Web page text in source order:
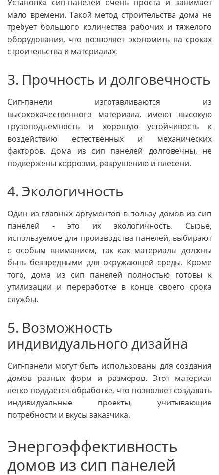
Установка сип-панелей очень проста и занимает
мало времени. Такой метод строительства дома не
требует большого количества рабочих и тяжелого
оборудования, что позволяет экономить на сроках
строительства и материалах.
3. Прочность и долговечность
Сип-панели изготавливаются из
высококачественного материала, имеют высокую
грузоподъемность и хорошую устойчивость к
воздействию естественных и механических
факторов. Дома из сип панелей долговечны, не
подвержены коррозии, разрушению и плесени.
4. Экологичность
Один из главных аргументов в пользу домов из сип
панелей - это их экологичность. Сырье,
используемое для производства панелей, выбирают
с особым вниманием, так как материалы должны
быть безвредными для окружающей среды. Кроме
того, дома из сип панелей полностью готовы к
утилизации и переработке в конце своего срока
службы.
5. Возможность
индивидуального дизайна
Сип-панели могут быть использованы для создания
домов разных форм и размеров. Этот материал
легко поддается обработке, что позволяет создавать
индивидуальные проекты, учитывающие
потребности и вкусы заказчика.
Энергоэффективность
домов из сип панелей